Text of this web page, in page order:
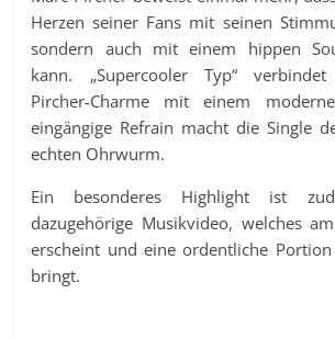
Herzen seiner Fans mit seinen
sondern auch mit einem hippen
kann. „Supercooler Typ“
Pircher-Charme mit einem
eingängige Refrain macht die Single
echten Ohrwurm.
Ein besonderes Highlight ist
dazugehörige Musikvideo, welches
erscheint und eine ordentliche
bringt.